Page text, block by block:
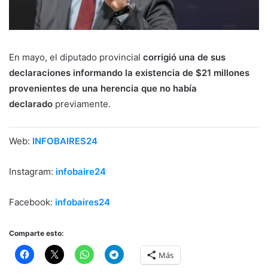
En mayo, el diputado provincial corrigió una de sus
declaraciones informando la existencia de $21 millones
provenientes de una herencia que no había
declarado previamente.
Web: INFOBAIRES24
Instagram: infobaire24
Facebook: infobaires24
Comparte esto:
Más